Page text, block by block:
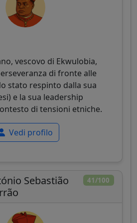
vescovo di Ekwulobia,
di fronte alle
stato respinto dalla sua
e la sua leadership
di tensioni etniche.
Vedi profilo
41/100
Sebastião